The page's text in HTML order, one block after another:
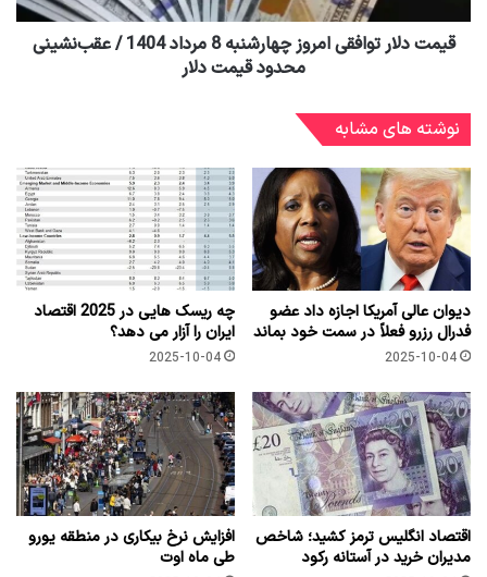
قیمت دلار توافقی امروز چهارشنبه 8 مرداد 1404 / عقب‌نشینی
محدود قیمت دلار
نوشته های مشابه
دیوان عالی آمریکا اجازه داد عضو
فدرال رزرو فعلاً در سمت خود بماند
2025-10-04
چه ریسک هایی در 2025 اقتصاد
ایران را آزار می دهد؟
2025-10-04
اقتصاد انگلیس ترمز کشید؛ شاخص
مدیران خرید در آستانه رکود
افزایش نرخ بیکاری در منطقه یورو
طی ماه اوت